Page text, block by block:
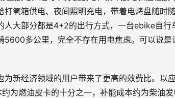
氧箱供电、夜间照明充电，带着电烤盘随时
人大部分都是4+2的出行方式，一台ebike自行
多公里，完全不存在用电焦虑。可以说是
新经济领域的用户带来了更高的效费比。以
为燃油皮卡的十分之一，补能成本约为柴油